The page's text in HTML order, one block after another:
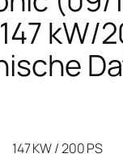
kW/
147 KW / 200 PS